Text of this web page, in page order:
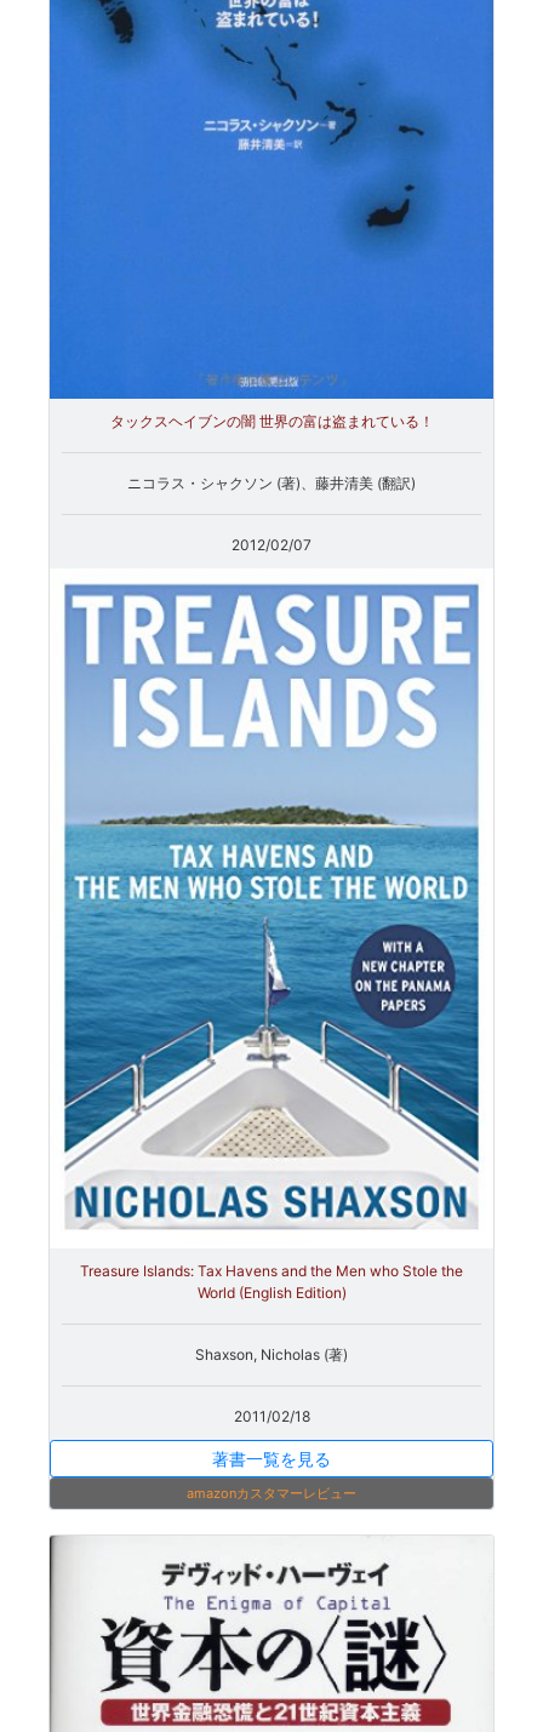
タックスヘイブンの闇 世界の富は盗まれている！
ニコラス・シャクソン (著)、藤井清美 (翻訳)
2012/02/07
Treasure Islands: Tax Havens and the Men who Stole the
World (English Edition)
Shaxson, Nicholas (著)
2011/02/18
著書一覧を見る
amazonカスタマーレビュー